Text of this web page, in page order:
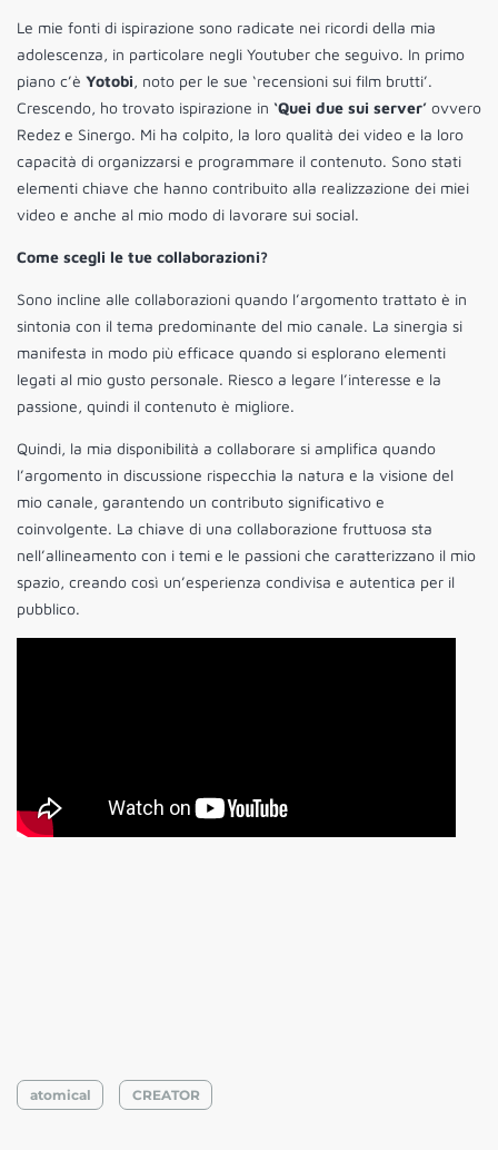
Le mie fonti di ispirazione sono radicate nei ricordi della mia
adolescenza, in particolare negli Youtuber che seguivo. In primo
piano c’è Yotobi, noto per le sue ‘recensioni sui film brutti’.
Crescendo, ho trovato ispirazione in ‘Quei due sui server’ ovvero
Redez e Sinergo. Mi ha colpito, la loro qualità dei video e la loro
capacità di organizzarsi e programmare il contenuto. Sono stati
elementi chiave che hanno contribuito alla realizzazione dei miei
video e anche al mio modo di lavorare sui social.
Come scegli le tue collaborazioni?
Sono incline alle collaborazioni quando l’argomento trattato è in
sintonia con il tema predominante del mio canale. La sinergia si
manifesta in modo più efficace quando si esplorano elementi
legati al mio gusto personale. Riesco a legare l’interesse e la
passione, quindi il contenuto è migliore.
Quindi, la mia disponibilità a collaborare si amplifica quando
l’argomento in discussione rispecchia la natura e la visione del
mio canale, garantendo un contributo significativo e
coinvolgente. La chiave di una collaborazione fruttuosa sta
nell’allineamento con i temi e le passioni che caratterizzano il mio
spazio, creando così un’esperienza condivisa e autentica per il
pubblico.
atomical CREATOR